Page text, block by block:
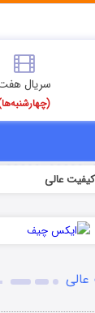
سریال
عالی
عالی